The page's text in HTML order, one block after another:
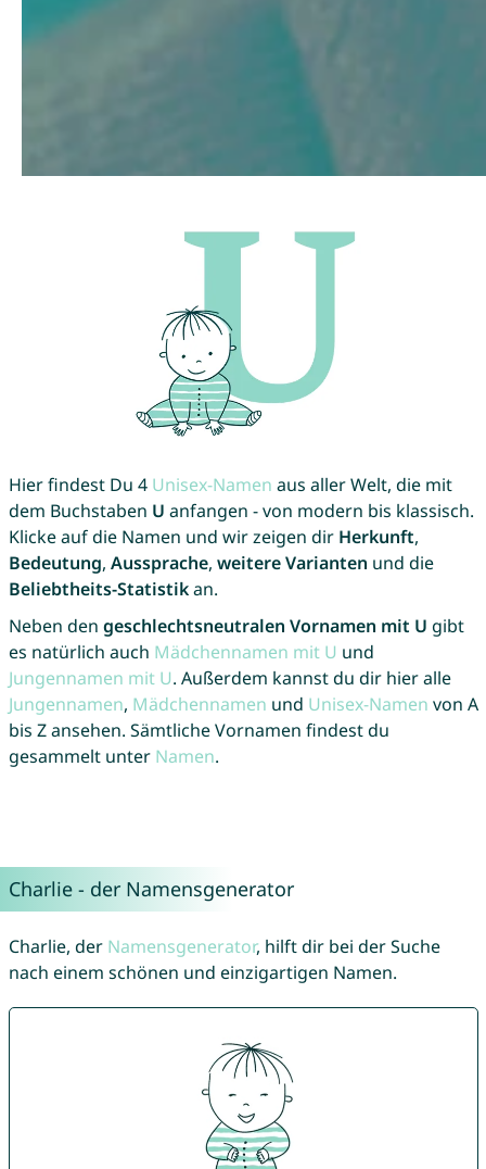
Hier findest Du 4 Unisex-Namen aus aller Welt, die mit
dem Buchstaben U anfangen - von modern bis klassisch.
Klicke auf die Namen und wir zeigen dir Herkunft,
Bedeutung, Aussprache, weitere Varianten und die
Beliebtheits-Statistikan.
Neben den geschlechtsneutralen Vornamen mit U gibt
es natürlich auch Mädchennamen mit U und
Jungennamen mit U. Außerdem kannst du dir hier alle
Jungennamen, Mädchennamen und Unisex-Namen von A
bis Z ansehen. Sämtliche Vornamen findest du
gesammelt unter Namen.
Charlie - der Namensgenerator
Charlie, der Namensgenerator, hilft dir bei der Suche
nach einem schönen und einzigartigen Namen.